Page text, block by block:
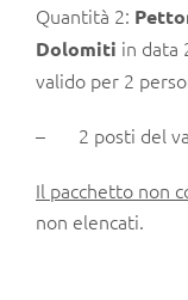
Quantità 2:
Dolomiti in data
valido per 2
– 2 posti del
Il pacchetto non
non elencati.